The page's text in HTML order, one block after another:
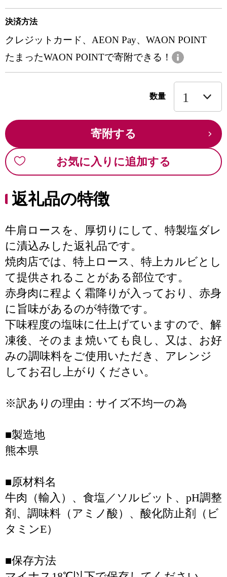
決済方法
クレジットカード、AEON Pay、WAON POINT
たまったWAON POINTで寄附できる！
数量
寄附する
お気に入りに追加する
返礼品の特徴
牛肩ロースを、厚切りにして、特製塩ダレ
に漬込みした返礼品です。
焼肉店では、特上ロース、特上カルビとし
て提供されることがある部位です。
赤身肉に程よく霜降りが入っており、赤身
に旨味があるのが特徴です。
下味程度の塩味に仕上げていますので、解
凍後、そのまま焼いても良し、又は、お好
みの調味料をご使用いただき、アレンジ
してお召し上がりください。
※訳ありの理由：サイズ不均一の為
■製造地
熊本県
■原材料名
牛肉（輸入）、食塩／ソルビット、pH調整
剤、調味料（アミノ酸）、酸化防止剤（ビ
タミンE）
■保存方法